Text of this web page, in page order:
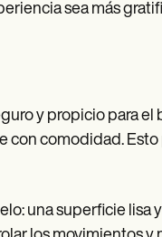
sea más
y propicio para
con comodidad.
una superficie lisa